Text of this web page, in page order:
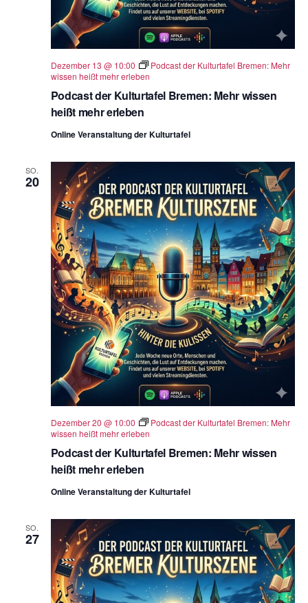
Podcast der Kulturtafel Bremen: Mehr wissen
heißt mehr erleben
Dezember 13 @ 10:00
Podcast der Kulturtafel Bremen: Mehr
wissen heißt mehr erleben
Online Veranstaltung der Kulturtafel
SO.
20
Podcast der Kulturtafel Bremen: Mehr wissen
heißt mehr erleben
Dezember 20 @ 10:00
Podcast der Kulturtafel Bremen: Mehr
wissen heißt mehr erleben
Online Veranstaltung der Kulturtafel
SO.
27